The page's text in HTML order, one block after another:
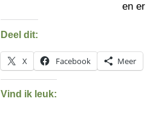
en
Deel dit:
X Facebook Meer
Vind ik leuk: